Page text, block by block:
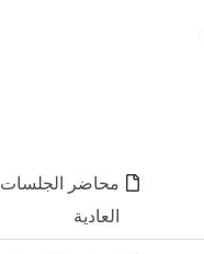
محاضر الجلسات
العادية